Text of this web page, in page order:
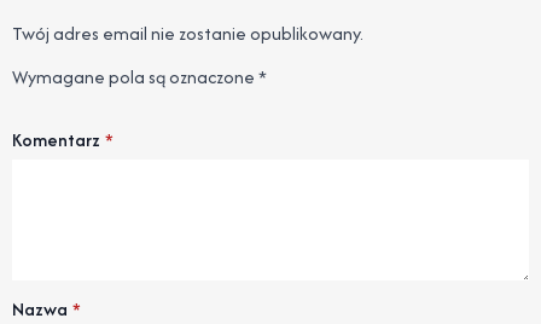
Twój adres email nie zostanie opublikowany.
Wymagane pola są oznaczone*
Komentarz *
Nazwa *